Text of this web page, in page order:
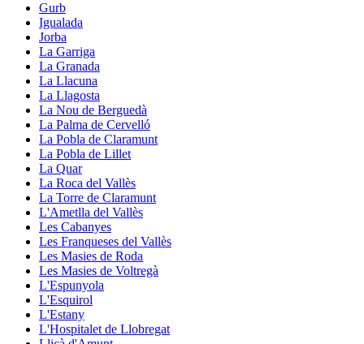
Gurb
Igualada
Jorba
La Garriga
La Granada
La Llacuna
La Llagosta
La Nou de Berguedà
La Palma de Cervelló
La Pobla de Claramunt
La Pobla de Lillet
La Quar
La Roca del Vallès
La Torre de Claramunt
L'Ametlla del Vallès
Les Cabanyes
Les Franqueses del Vallès
Les Masies de Roda
Les Masies de Voltregà
L'Espunyola
L'Esquirol
L'Estany
L'Hospitalet de Llobregat